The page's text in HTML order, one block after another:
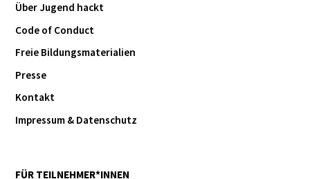
Über Jugend hackt
Code of Conduct
Freie Bildungsmaterialien
Presse
Kontakt
Impressum & Datenschutz
FÜR TEILNEHMER*INNEN